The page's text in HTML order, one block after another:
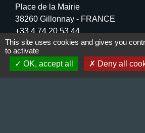
Place de la Mairie
38260 Gillonnay - FRANCE
+33 4 74 20 53 44
Contact par formulaire
Lundi : 10:00 - 12:00
This site uses cookies and gives you
to activate
OK, accept all
Deny all